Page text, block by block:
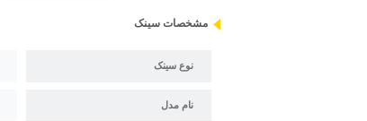
مشخصات سینک
نوع سینک
نام مدل